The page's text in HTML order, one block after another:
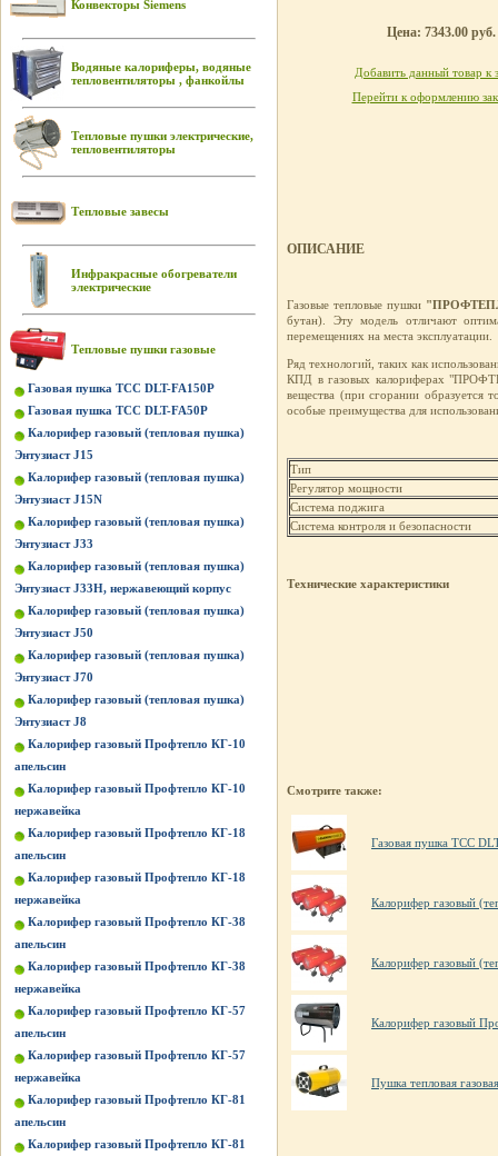
Конвекторы Siemens
Водяные калориферы, водяные
тепловентиляторы , фанкойлы
Тепловые пушки электрические,
тепловентиляторы
Тепловые завесы
Инфракрасные обогреватели
электрические
Тепловые пушки газовые
Газовая пушка ТСС DLT-FA150P
Газовая пушка ТСС DLT-FA50P
Калорифер газовый (тепловая пушка)
Энтузиаст J15
Калорифер газовый (тепловая пушка)
Энтузиаст J15N
Калорифер газовый (тепловая пушка)
Энтузиаст J33
Калорифер газовый (тепловая пушка)
Энтузиаст J33Н, нержавеющий корпус
Калорифер газовый (тепловая пушка)
Энтузиаст J50
Калорифер газовый (тепловая пушка)
Энтузиаст J70
Калорифер газовый (тепловая пушка)
Энтузиаст J8
Калорифер газовый Профтепло КГ-10
апельсин
Калорифер газовый Профтепло КГ-10
нержавейка
Калорифер газовый Профтепло КГ-18
апельсин
Калорифер газовый Профтепло КГ-18
нержавейка
Калорифер газовый Профтепло КГ-38
апельсин
Калорифер газовый Профтепло КГ-38
нержавейка
Калорифер газовый Профтепло КГ-57
апельсин
Калорифер газовый Профтепло КГ-57
нержавейка
Калорифер газовый Профтепло КГ-81
апельсин
Калорифер газовый Профтепло КГ-81
Цена: 7343.00 руб.
Добавить данный товар к
Перейти к оформлению
ОПИСАНИЕ
Газовые тепловые пушки
бутан). Эту модель отличают
перемещениях на места эксплуатации.
Ряд технологий, таких как
КПД в газовых калориферах
вещества (при сгорании
особые преимущества для
Тип
Регулятор мощности
Система поджига
Система контроля и безопасности
Технические характеристики
Смотрите также:
Газовая пушка ТСС
Калорифер газовый
Калорифер газовый
Калорифер газовый
Пушка тепловая